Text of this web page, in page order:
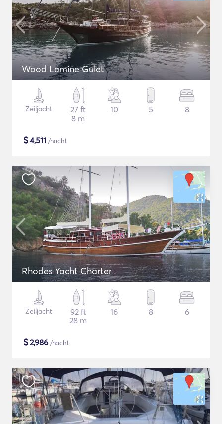
Wood Lamine Gulet
Zeiljacht
27 ft
8 m
10 5 8
$4,511 /nacht
Rhodes Yacht Charter
Zeiljacht
92 ft
28 m
16 8 6
$2,986 /nacht